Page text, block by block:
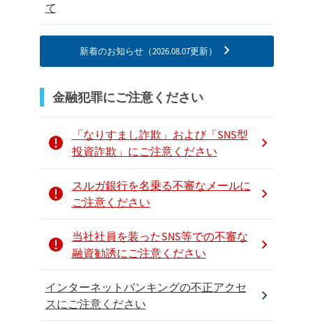
て
新着のお知らせ（2026.08.07更新）
金融犯罪にご注意ください
「なりすまし詐欺」および「SNS型
投資詐欺」にご注意ください
スルガ銀行を名乗る不審なメールに
ご注意ください
当社社員を装ったSNS等での不審な
融資勧誘にご注意ください
インターネットバンキングの不正アクセ
スにご注意ください